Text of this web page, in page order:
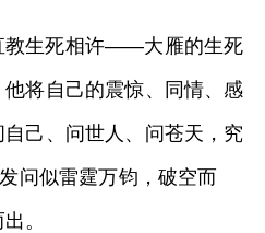
教生死相许——大雁的生死
将自己的震惊、同情、感
己、问世人、问苍天，究
问似雷霆万钧，破空而
。